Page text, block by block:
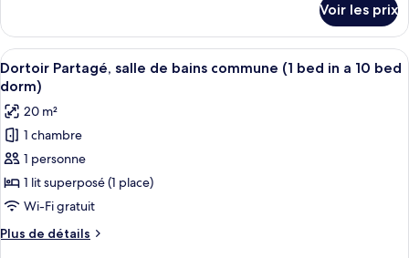
dorm)
4
bed
dorm)
Dortoir
Partagé
Ville
(1
bed
in
a
16
bed
dorm)
le
type
de
chambre
Dortoir
Partagé
Ville
(1
bed
in
16
bed
dorm)
Voir les prix
Afficher
toutes
les
photos
pour
ce
type
de
chambre :
Dortoir
Dortoir Partagé, salle de bains
8
Dortoir Partagé, salle de bains commune (1 bed in a 10 bed
dorm)
20 m²
1 chambre
1 personne
1 lit superposé (1 place)
Wi-Fi gratuit
Plus de détails
Plus